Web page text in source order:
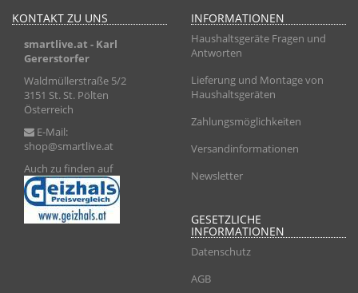
KONTAKT ZU UNS
smartlive.at - Karl
Gererstorfer
Waldmüllerstraße 5/2
3151 St. St. Pölten
Österreich
E-Mail:
shop@smartlive.at
Auch zu finden auf
INFORMATIONEN
Haushaltsgeräte Fragen und
Antworten
Lieferung und Montage von
Haushaltsgeräten
Zahlungsmöglichkeiten
Versandinformationen
Newsletter
GESETZLICHE
INFORMATIONEN
Datenschutz
AGB